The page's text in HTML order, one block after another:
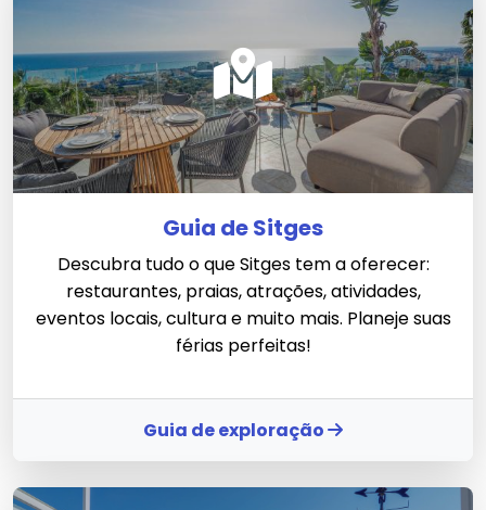
Guia de Sitges
Descubra tudo o que Sitges tem a oferecer:
restaurantes, praias, atrações, atividades,
eventos locais, cultura e muito mais. Planeje suas
férias perfeitas!
Guia de exploração